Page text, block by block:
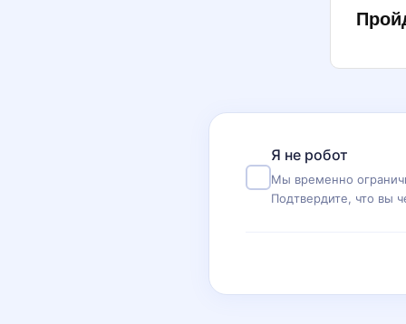
Я не робот
Мы временно
Подтвердите, что вы